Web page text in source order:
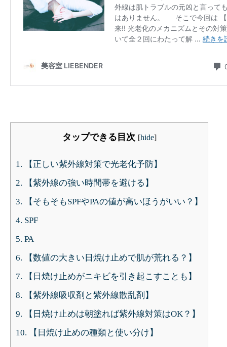
タップできる目次 [hide]
1. 【正しい紫外線対策で光老化予防】
2. 【紫外線の強い時間帯を避ける】
3. 【そもそもSPFやPAの値が高いほうがいい？】
4. SPF
5. PA
6. 【数値の大きい日焼け止めで肌が荒れる？】
7. 【日焼け止めがニキビを引き起こすことも】
8. 【紫外線吸収剤と紫外線散乱剤】
9. 【日焼け止めは朝塗れば紫外線対策はOK？】
10. 【日焼け止めの種類と使い分け】